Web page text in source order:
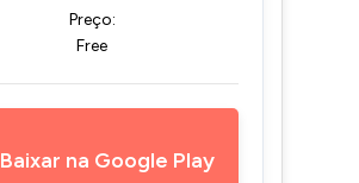
Preço:
Free
Baixar na Google Play